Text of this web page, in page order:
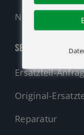
Nehmen Sie
SERVICE
Ersatzteil-
Original-
Reparatur